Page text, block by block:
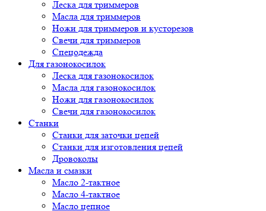
Леска для триммеров
Масла для триммеров
Ножи для триммеров и кусторезов
Свечи для триммеров
Спецодежда
Для газонокосилок
Леска для газонокосилок
Масла для газонокосилок
Ножи для газонокосилок
Свечи для газонокосилок
Станки
Cтанки для заточки цепей
Станки для изготовления цепей
Дровоколы
Масла и смазки
Масло 2-тактное
Масло 4-тактное
Масло цепное